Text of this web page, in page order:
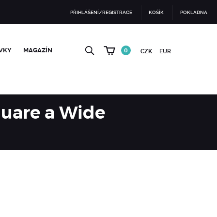
PŘIHLÁŠENÍ/REGISTRACE KOŠÍK POKLADNA
MAGAZÍN 0 CZK EUR
a Wide